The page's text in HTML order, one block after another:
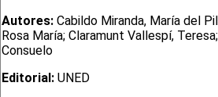
Autores: Cabildo Miranda, María del
Rosa María; Claramunt Vallespí,
Consuelo
Editorial: UNED